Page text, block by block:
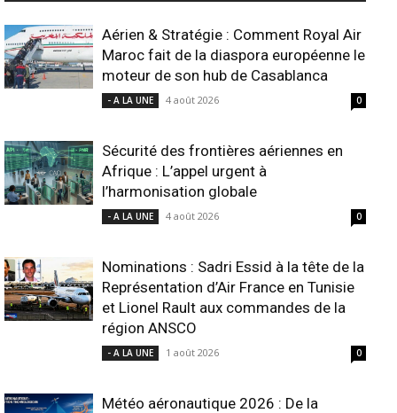
Aérien & Stratégie : Comment Royal Air
Maroc fait de la diaspora européenne le
moteur de son hub de Casablanca
- A LA UNE 4 août 2026 0
Sécurité des frontières aériennes en
Afrique : L’appel urgent à
l’harmonisation globale
- A LA UNE 4 août 2026 0
Nominations : Sadri Essid à la tête de la
Représentation d’Air France en Tunisie
et Lionel Rault aux commandes de la
région ANSCO
- A LA UNE 1 août 2026 0
Météo aéronautique 2026 : De la